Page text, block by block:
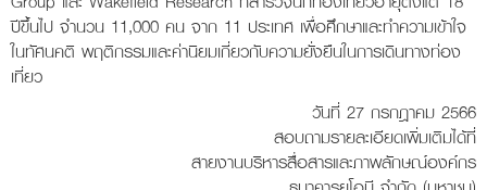
ปีขึ้นไป จำนวน 11,000 คน จาก 11 ประเทศ เพื่อศึกษาและทำความเข้าใจ
ในทัศนคติ พฤติกรรมและค่านิยมเกี่ยวกับความยั่งยืนในการเดินทางท่อง
เที่ยว
วันที่ 27 กรกฎาคม 2566
สอบถามรายละเอียดเพิ่มเติมได้ที่
สายงานบริหารสื่อสารและภาพลักษณ์องค์กร